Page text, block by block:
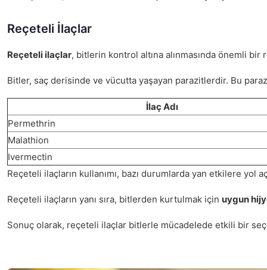
Reçeteli İlaçlar
Reçeteli ilaçlar, bitlerin kontrol altına alınmasında önemli
Bitler, saç derisinde ve vücutta yaşayan parazitlerdir. Bu
İlaç Adı
Permethrin
Malathion
Ivermectin
Reçeteli ilaçların kullanımı, bazı durumlarda yan etkilere yol
Reçeteli ilaçların yanı sıra, bitlerden kurtulmak için uygun
Sonuç olarak, reçeteli ilaçlar bitlerle mücadelede etkili bir